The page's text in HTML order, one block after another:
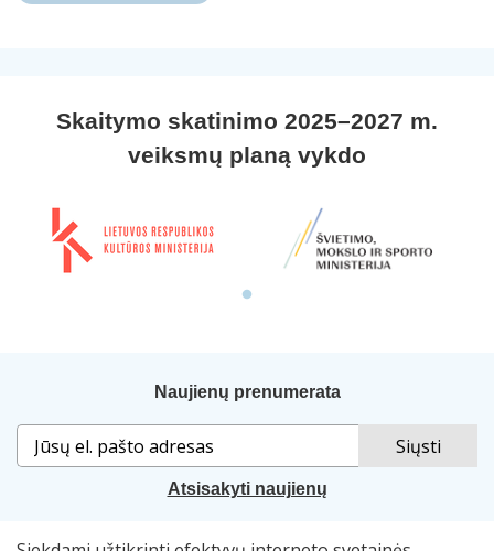
Skaitymo skatinimo 2025–2027 m.
veiksmų planą vykdo
Naujienų prenumerata
Atsisakyti naujienų